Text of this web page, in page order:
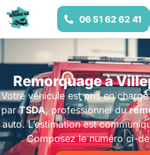
06 51 62 62 41
Remorquage à
Votre véhicule est pris en
parTSDA, professionnel du
auto. L’estimation est
Composez le numéro ci-